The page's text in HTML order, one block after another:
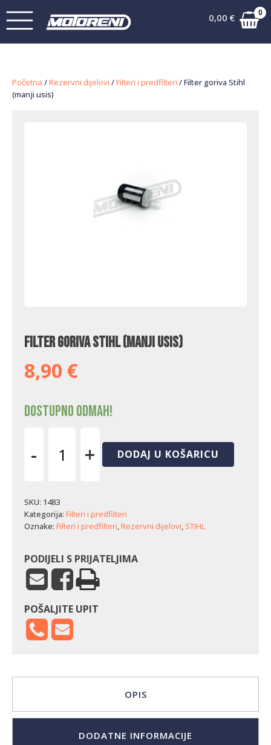
0,00 € 0
Početna /Rezervni dijelovi /Filteri i predfilteri / Filter goriva Stihl
(manji usis)
Filter goriva Stihl (manji usis)
8,90 €
Dostupno odmah!
-
(manji
usis)
količina
+ DODAJ U KOŠARICU
SKU: 1483
Kategorija: Filteri i predfilteri
Oznake: Filteri i predfilteri,Rezervni dijelovi, STIHL
PODIJELI S PRIJATELJIMA
POŠALJITE UPIT
OPIS
DODATNE INFORMACIJE